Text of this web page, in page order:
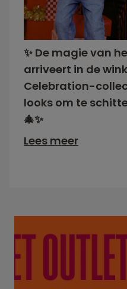
✨ De magie van
arriveert in de
Celebration-
looks om te
🎄✨
Lees meer